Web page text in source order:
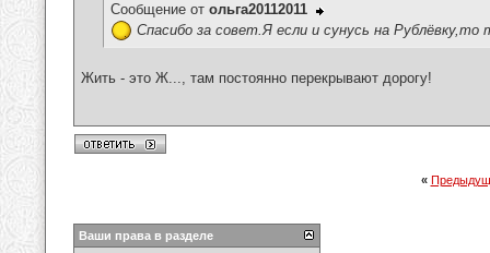
Сообщение от ольга20112011
Спасибо за совет.Я если и сунусь на
Жить - это Ж..., там постоянно перекрывают дорогу!
«
Ваши права в разделе